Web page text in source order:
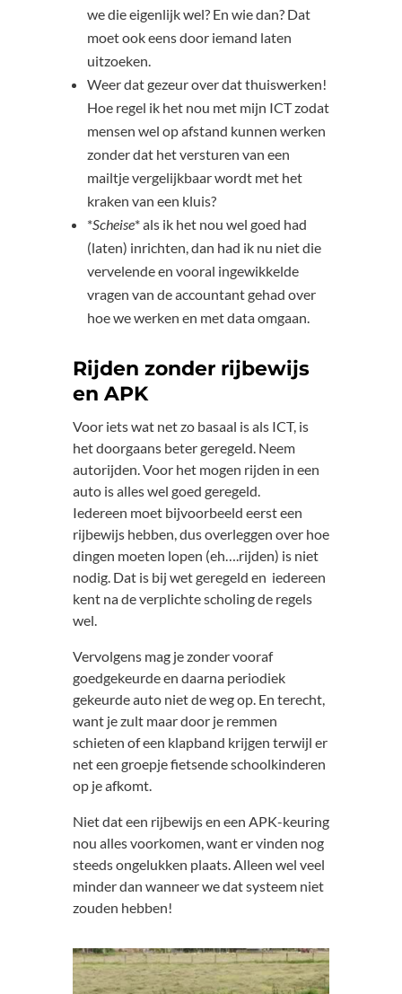
we die eigenlijk wel? En wie dan? Dat
moet ook eens door iemand laten
uitzoeken.
Weer dat gezeur over dat thuiswerken!
Hoe regel ik het nou met mijn ICT zodat
mensen wel op afstand kunnen werken
zonder dat het versturen van een
mailtje vergelijkbaar wordt met het
kraken van een kluis?
*Scheise* als ik het nou wel goed had
(laten) inrichten, dan had ik nu niet die
vervelende en vooral ingewikkelde
vragen van de accountant gehad over
hoe we werken en met data omgaan.
Rijden zonder rijbewijs
en APK
Voor iets wat net zo basaal is als ICT, is
het doorgaans beter geregeld. Neem
autorijden. Voor het mogen rijden in een
auto is alles wel goed geregeld.
Iedereen moet bijvoorbeeld eerst een
rijbewijs hebben, dus overleggen over hoe
dingen moeten lopen (eh….rijden) is niet
nodig. Dat is bij wet geregeld en iedereen
kent na de verplichte scholing de regels
wel.
Vervolgens mag je zonder vooraf
goedgekeurde en daarna periodiek
gekeurde auto niet de weg op. En terecht,
want je zult maar door je remmen
schieten of een klapband krijgen terwijl er
net een groepje fietsende schoolkinderen
op je afkomt.
Niet dat een rijbewijs en een APK-keuring
nou alles voorkomen, want er vinden nog
steeds ongelukken plaats. Alleen wel veel
minder dan wanneer we dat systeem niet
zouden hebben!